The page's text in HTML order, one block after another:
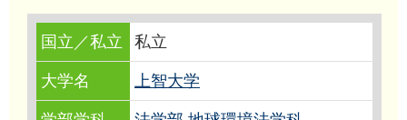
国立／私立 私立
大学名 上智大学